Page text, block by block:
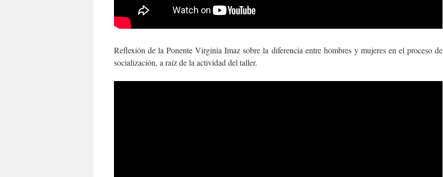
Reflexión de la Ponente Virginia Imaz sobre la diferencia entre hombres y mujeres en el proceso de
socialización, a raíz de la actividad del taller.